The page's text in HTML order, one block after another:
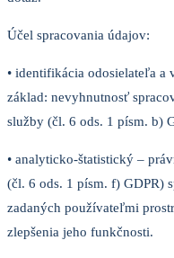
Účel spracovania údajov:
• identifikácia odosielateľa
základ: nevyhnutnosť
služby (čl. 6 ods. 1 písm. b)
• analyticko-štatistický –
(čl. 6 ods. 1 písm. f) GDPR)
zadaných používateľmi
zlepšenia jeho funkčnosti.